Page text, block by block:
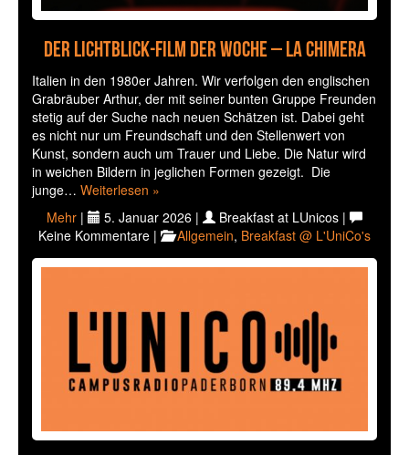
Der Lichtblick-Film der Woche – La Chimera
Italien in den 1980er Jahren. Wir verfolgen den englischen
Grabräuber Arthur, der mit seiner bunten Gruppe Freunden
stetig auf der Suche nach neuen Schätzen ist. Dabei geht
es nicht nur um Freundschaft und den Stellenwert von
Kunst, sondern auch um Trauer und Liebe. Die Natur wird
in weichen Bildern in jeglichen Formen gezeigt. Die
junge… Weiterlesen »
Mehr | 5. Januar 2026 |
Breakfast at LUnicos |
Keine Kommentare |
Allgemein, Breakfast @ L'UniCo's